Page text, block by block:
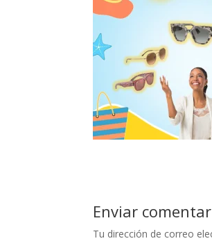
Enviar
Tu dirección de correo